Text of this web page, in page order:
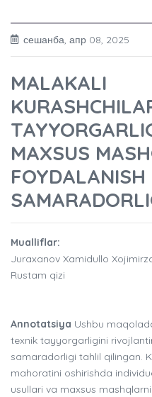
сешанба, апр 08, 2025
MALAKALI
MAXSUS
FOYDALANISH
Mualliflar:
Juraxanov Xamidullo
Rustam qizi
Annotatsiya Ushbu
texnik tayyorgarligini
samaradorligi tahlil qilingan.
mahoratini oshirishda
usullari va maxsus